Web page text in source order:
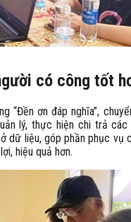
có công tốt
“Đền ơn đáp nghĩa”,
lý, thực hiện chi trả các
dữ liệu, góp phần phục vụ
hiệu quả hơn.